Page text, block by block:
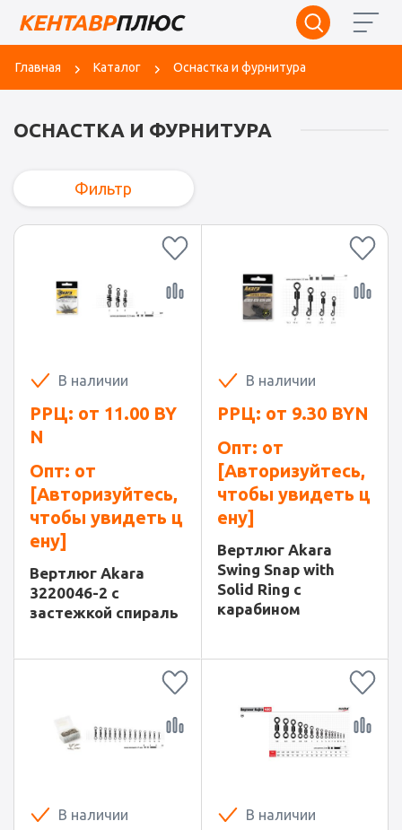
Главная Каталог Оснастка и фурнитура
ОСНАСТКА И ФУРНИТУРА
Фильтр
В наличии
РРЦ: от 11.00 BY
N
Опт: от
[Авторизуйтесь,
чтобы увидеть ц
ену]
Вертлюг Akara
3220046-2 с
застежкой спираль
В наличии
РРЦ: от 9.30 BYN
Опт: от
[Авторизуйтесь,
чтобы увидеть ц
ену]
Вертлюг Akara
Swing Snap with
Solid Ring с
карабином
В наличии В наличии